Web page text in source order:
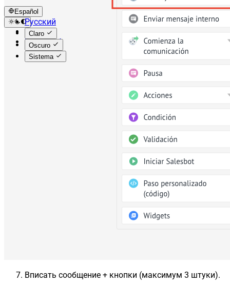
Español
Русский
English
Español
Claro
Oscuro
Sistema
Вписать сообщение + кнопки (максимум 3 штуки).